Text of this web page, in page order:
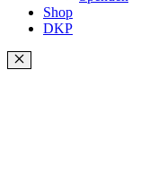
Shop
DKP
Schließen